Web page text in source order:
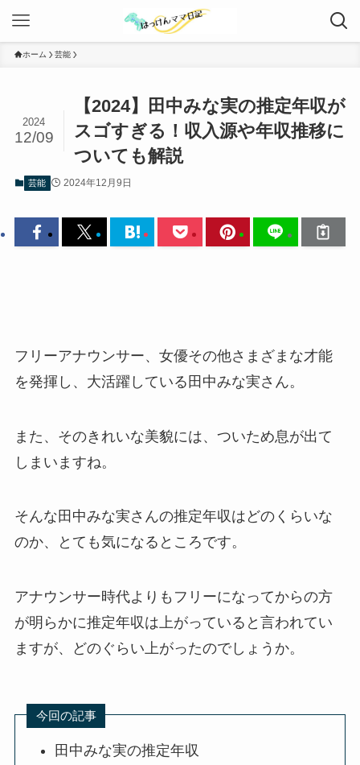
ホーム 芸能
【2024】田中みな実の推定年収が
スゴすぎる！収入源や年収推移に
ついても解説
2024
12/09
芸能 2024年12月9日
フリーアナウンサー、女優その他さまざまな才能
を発揮し、大活躍している田中みな実さん。
また、そのきれいな美貌には、ついため息が出て
しまいますね。
そんな田中みな実さんの推定年収はどのくらいな
のか、とても気になるところです。
アナウンサー時代よりもフリーになってからの方
が明らかに推定年収は上がっていると言われてい
ますが、どのぐらい上がったのでしょうか。
今回の記事
田中みな実の推定年収